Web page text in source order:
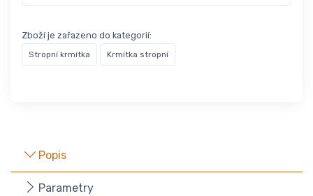
Zboží je zařazeno do kategorií:
Stropní krmítka Krmítka stropní
Popis
Parametry